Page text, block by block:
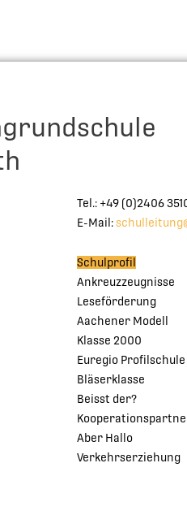
Tel.: +49 (0)2406
E-Mail:
Schulprofil
Ankreuzzeugnisse
Leseförderung
Aachener Modell
Klasse 2000
Euregio Profilschule
Bläserklasse
Beisst der?
Aber Hallo
Verkehrserziehung